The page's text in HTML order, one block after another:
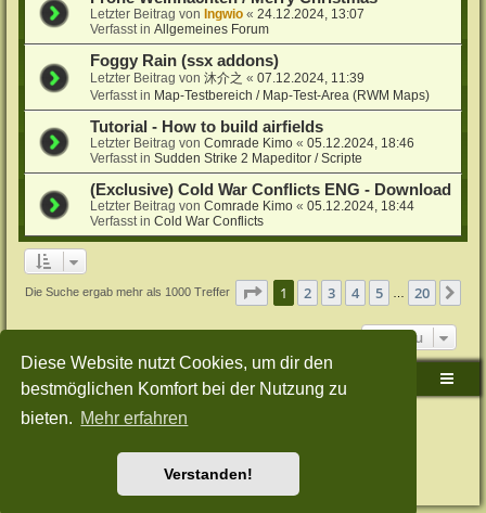
Diese Website nutzt Cookies, um dir den
bestmöglichen Komfort bei der Nutzung zu
bieten. Mehr erfahren
Verstanden!
Letzter Beitrag vonIngwio «24.12.2024, 13:07
Verfasst inAllgemeines Forum
Foggy Rain (ssx addons)
Letzter Beitrag von沐介之 «07.12.2024, 11:39
Verfasst in Map-Testbereich / Map-Test-Area (RWM Maps)
Tutorial - How to build airfields
Letzter Beitrag vonComrade Kimo «05.12.2024, 18:46
Verfasst inSudden Strike 2 Mapeditor / Scripte
(Exclusive) Cold War Conflicts ENG - Download
Letzter Beitrag vonComrade Kimo «05.12.2024, 18:44
Verfasst inCold War Conflicts
Die Suche ergab mehr als 1000 Treffer Seite 1von 20
1 2 3 4 5 20
Gehe zu
Sudden-Strike-Maps.de Hauptseite Foren-Übersicht
Powered byphpBB® Forum Software © phpBB Limited
Style: Green-Style-Split by Joyce&LunaphpBB-Style-Design
Nutzungsbedingungen